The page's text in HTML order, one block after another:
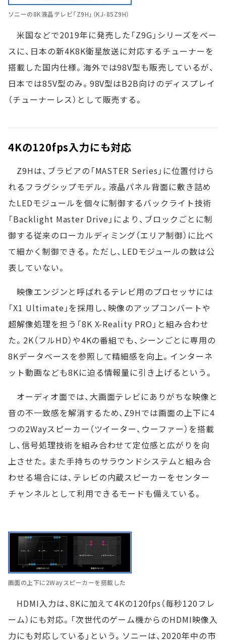
ソニーの8K液晶テレビ「Z9H」（KJ-85Z9H）
米国などで2019年に発売した「Z9G」シリーズをベー
スに、日本の新4K8K衛星放送に対応するチューナーを
搭載した国内仕様。海外では98V型も販売しているが、
日本では85V型のみ。98V型はB2B向けのディスプレイ
（チューナーレス）として販売する。
4Kの120fps入力にも対応
Z9Hは、ブラビアの「MASTER Series」に位置付けら
れるフラグシップモデル。液晶パネル背面に敷き詰め
たLEDモジュールを個々に制御するバックライト技術
「Backlight Master Drive」により、ブロックごとに制
御する従来のローカルディミング（エリア制御）に比べ
て細かく制御できる。ただし、LEDモジュールの数は公
表していない。
映像エンジンと呼ばれるテレビ用のプロセッサには
「X1 Ultimate」を採用し、映像のアップコンバートや
超解像処理を担う「8K X-Reality PRO」と組み合わせ
た。2K（フルHD）や4Kの番組でも、シーンごとに専用の
8Kデータベースを参照して精細感を向上。インターネ
ット動画なども8Kに迫る情報量に引き上げるという。
オーディオ面では、大画面テレビにありがちな映像と
音の不一致感を解消するため、Z9Hでは画面の上下に4
つの2Wayスピーカー（ツイーター、ウーファー）を搭載
し、信号処理技術を組み合わせて定位感と広がりを向
上させた。また手持ちのサラウンドシステムと組み合
わせる場合には、テレビの内蔵スピーカーをセンター
チャンネルとして利用できるモードも備えている。
画面の上下に2Wayスピーカーを搭載した
HDMI入力は、8Kに加えて4Kの120fps（毎秒120フレ
ーム）にも対応。「次世代のゲーム機からのHDMI映像入
力にも対応している」という。ソニーは、2020年中の市